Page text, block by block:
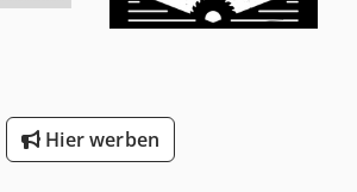
Hier werben